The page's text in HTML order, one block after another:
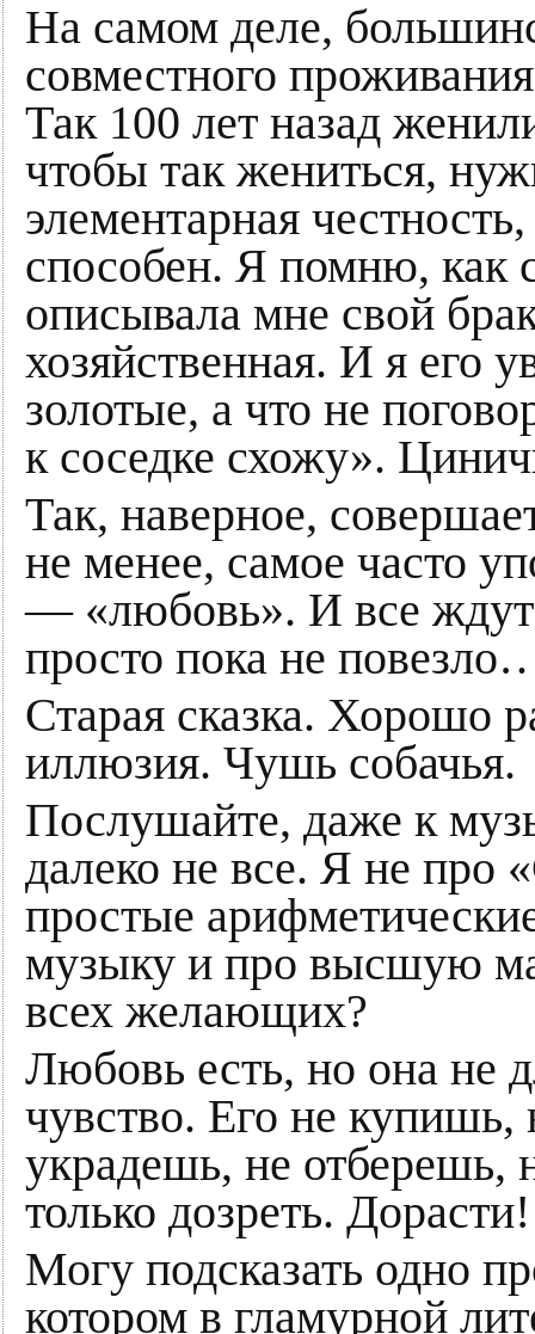
На самом деле,
совместного
Так 100 лет назад
чтобы так жениться,
элементарная
способен. Я помню, как
описывала мне свой
хозяйственная. И я его
золотые, а что не
к соседке схожу».
Так, наверное,
не менее, самое часто
— «любовь». И все
просто пока не
Старая сказка. Хорошо
иллюзия. Чушь собачья.
Послушайте, даже к
далеко не все. Я не про
простые
музыку и про высшую
всех желающих?
Любовь есть, но она не
чувство. Его не купишь,
украдешь, не
только дозреть. Дорасти!
Могу подсказать одно
котором в гламурной